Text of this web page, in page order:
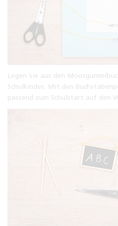
Legen Sie aus den
Schulkindes. Mit den
passend zum Schulstart auf den